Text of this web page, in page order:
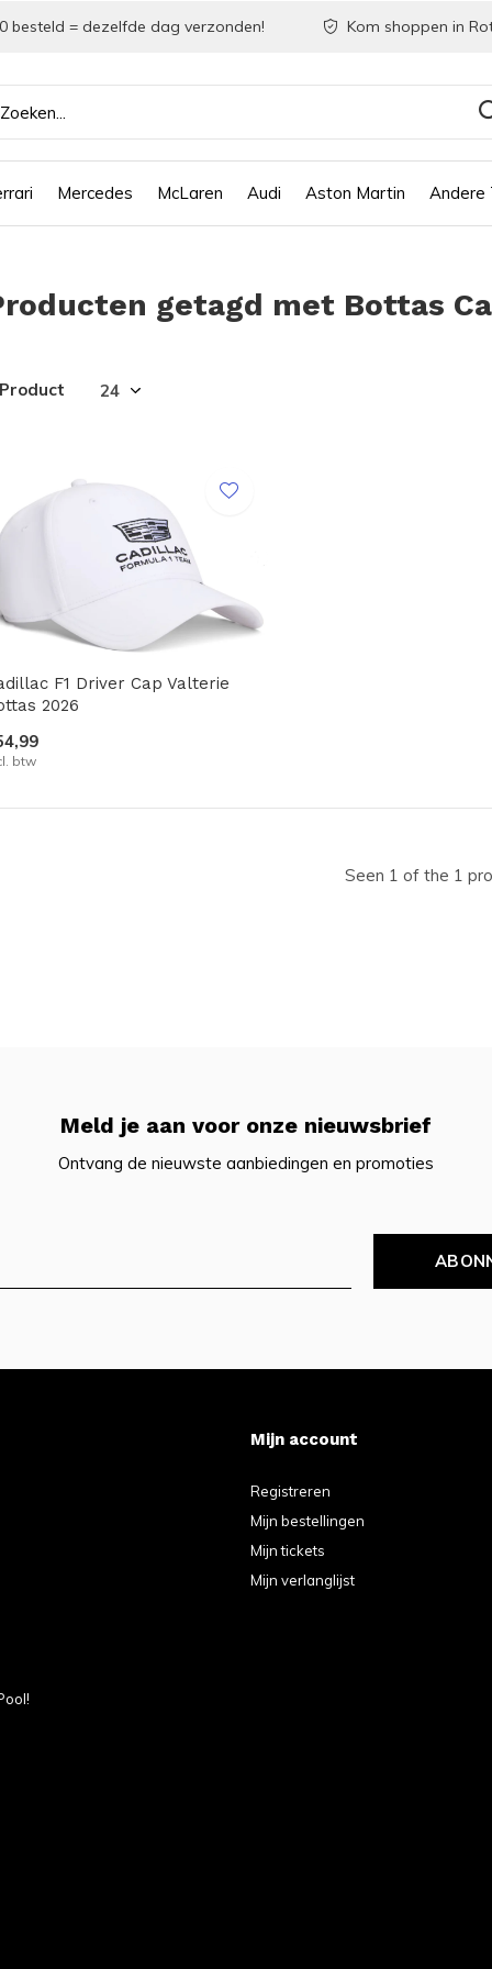
Mercedes McLaren Audi Aston Martin Andere
besteld = dezelfde dag verzonden! Kom shoppen in
getagd met Bottas
F1 Driver Cap Valterie
2026
btw
Seen 1 of the 1
Meld je aan voor onze nieuwsbrief
Ontvang de nieuwste aanbiedingen en promoties
Mijn account
Registreren
Mijn bestellingen
Mijn tickets
Mijn verlanglijst